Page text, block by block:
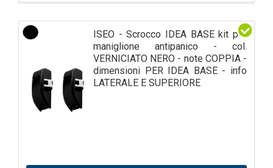
ISEO - Scrocco IDEA BASE kit per
maniglione antipanico - col.
VERNICIATO NERO - note COPPIA -
dimensioni PER IDEA BASE - info
LATERALE E SUPERIORE